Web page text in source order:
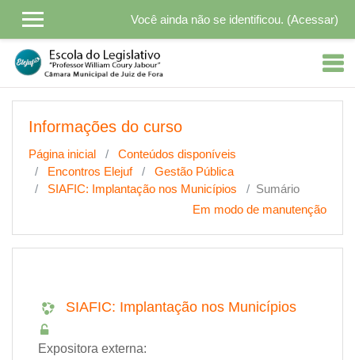
Você ainda não se identificou. (Acessar)
Informações do curso
Página inicial
Conteúdos disponíveis
Encontros Elejuf
Gestão Pública
SIAFIC: Implantação nos Municípios
Sumário
Em modo de manutenção
SIAFIC: Implantação nos Municípios
Expositora externa: